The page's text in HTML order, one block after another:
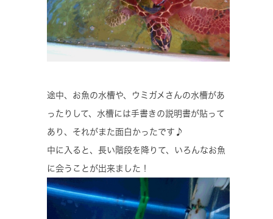
途中、お魚の水槽や、ウミガメさんの水槽があ
ったりして、水槽には手書きの説明書が貼って
あり、それがまた面白かったです♪
中に入ると、長い階段を降りて、いろんなお魚
に会うことが出来ました！